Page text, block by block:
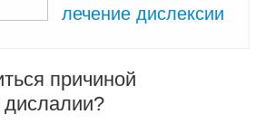
лечение дислексии
причиной
дислалии?